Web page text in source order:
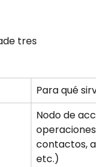
tres
Para qué
Nodo de
contactos,
etc.)